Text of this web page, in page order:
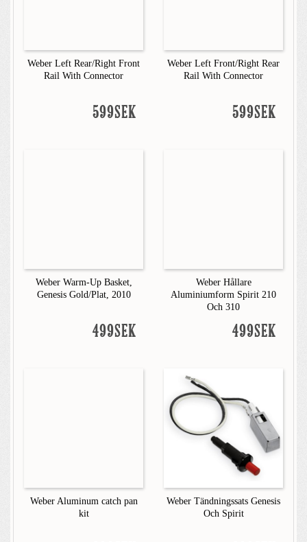
Weber Left Rear/Right Front
Rail With Connector
599SEK
Weber Left Front/Right Rear
Rail With Connector
599SEK
Weber Warm-Up Basket,
Genesis Gold/Plat, 2010
499SEK
Weber Hållare
Aluminiumform Spirit 210
Och 310
499SEK
Weber Aluminum catch pan
kit
Weber Tändningssats Genesis
Och Spirit